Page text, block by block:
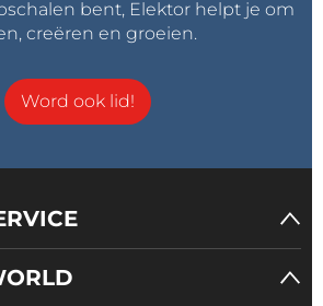
bent, Elektor helpt je om
creëren en groeien.
Word ook lid!